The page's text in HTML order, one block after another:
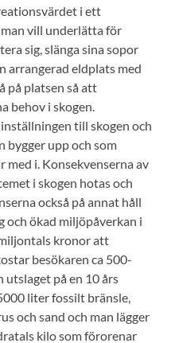
i ett
vill underlätta för
sig, slänga sina sopor
arrangerad eldplats med
på platsen så att
behov i skogen.
till skogen och
bygger upp och som
med i. Konsekvenserna av
i skogen hotas och
också på annat håll
och ökad miljöpåverkan i
kronor att
besökaren ca 500-
utslaget på en 10 års
liter fossilt bränsle,
och sand och man lägger
kilo som förorenar